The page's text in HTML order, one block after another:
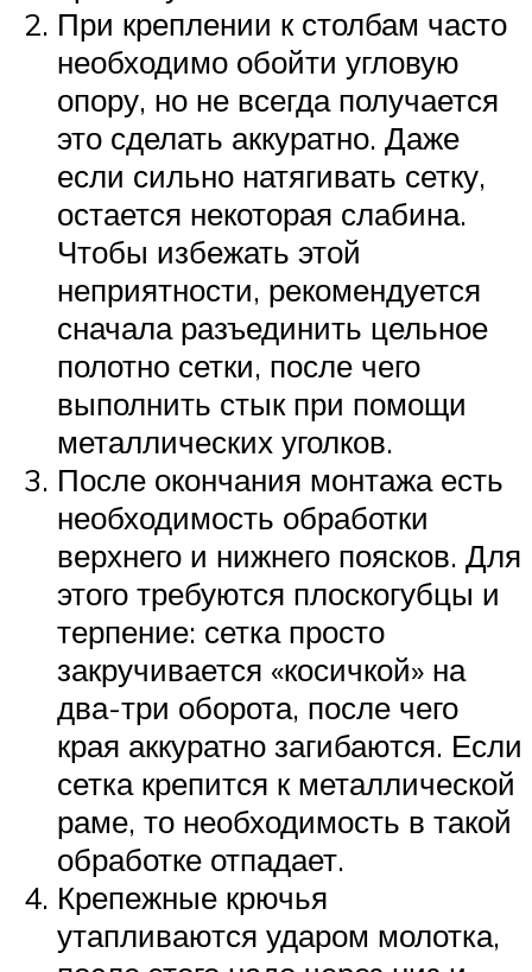
При креплении к столбам часто
необходимо обойти угловую
опору, но не всегда получается
это сделать аккуратно. Даже
если сильно натягивать сетку,
остается некоторая слабина.
Чтобы избежать этой
неприятности, рекомендуется
сначала разъединить цельное
полотно сетки, после чего
выполнить стык при помощи
металлических уголков.
После окончания монтажа есть
необходимость обработки
верхнего и нижнего поясков. Для
этого требуются плоскогубцы и
терпение: сетка просто
закручивается «косичкой» на
два-три оборота, после чего
края аккуратно загибаются. Если
сетка крепится к металлической
раме, то необходимость в такой
обработке отпадает.
Крепежные крючья
утапливаются ударом молотка,